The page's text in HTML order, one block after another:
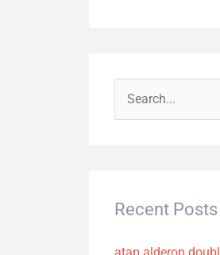
cRecent Posts